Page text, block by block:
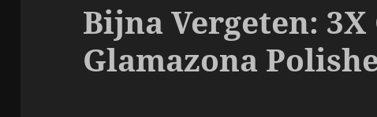
Bijna Vergeten:
Glamazona